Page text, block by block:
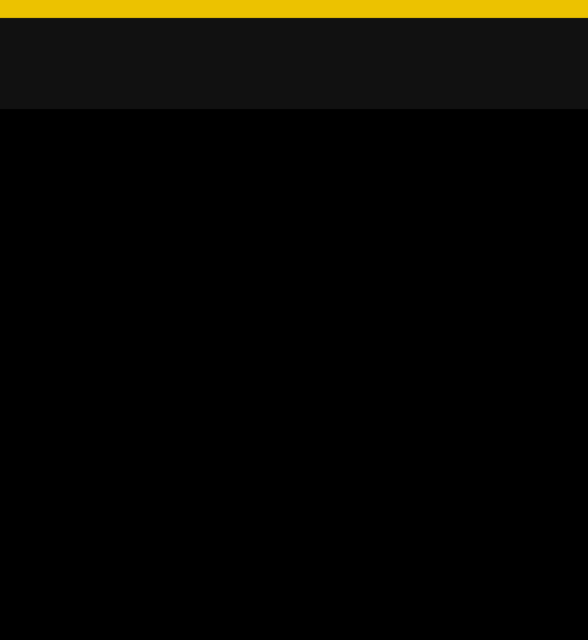
หนอนแมลง หนีกระเจิงทั้งสวน ลองทำดูสิ
ต้นคู่ แบบเสีย